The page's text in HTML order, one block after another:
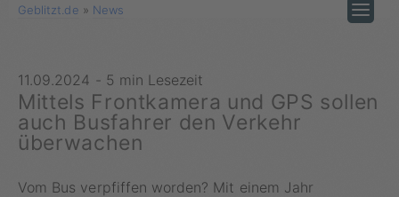
Geblitzt.de » News
11.09.2024 - 5 min Lesezeit
Mittels Frontkamera und GPS sollen
auch Busfahrer den Verkehr
überwachen
Vom Bus verpfiffen worden? Mit einem Jahr